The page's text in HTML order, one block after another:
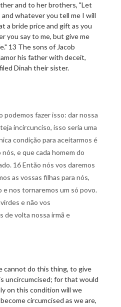
and to her brothers, "Let
whatever you tell me I will
a bride price and gift as you
you say to me, but give me
13 The sons of Jacob
his father with deceit,
Dinah their sister.
podemos fazer isso: dar nossa
incircunciso, isso seria uma
condição para aceitarmos é
e que cada homem do
16 Então nós vos daremos
as vossas filhas para nós,
e nos tornaremos um só povo.
e não vos
de volta nossa irmã e
cannot do this thing, to give
uncircumcised; for that would
on this condition will we
circumcised as we are,